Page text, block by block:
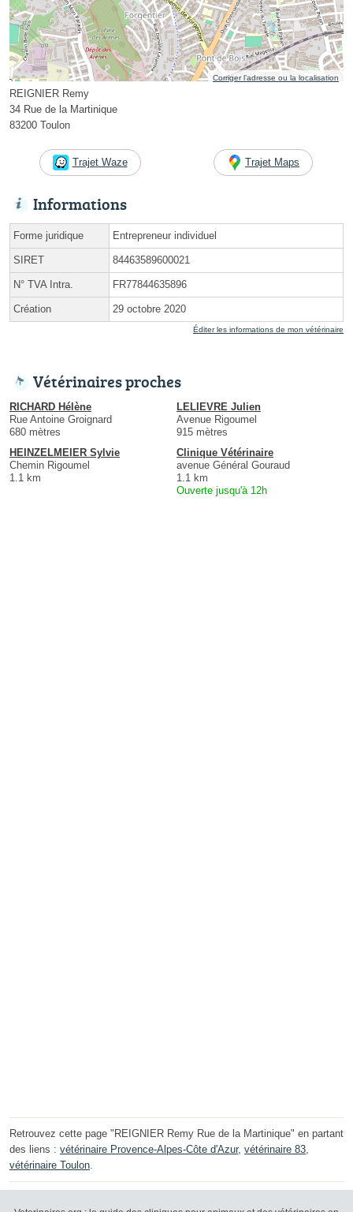
Corriger l’adresse ou la localisation
REIGNIER Remy
34 Rue de la Martinique
83200 Toulon
Trajet Waze Trajet Maps
Informations
Forme juridique Entrepreneur individuel
SIRET 84463589600021
N° TVA Intra. FR77844635896
Création 29 octobre 2020
Éditer les informations de mon vétérinaire
Vétérinaires proches
RICHARD Hélène
Rue Antoine Groignard
680 mètres
LELIEVRE Julien
Avenue Rigoumel
915 mètres
HEINZELMEIER Sylvie
Chemin Rigoumel
1.1 km
Clinique Vétérinaire
avenue Général Gouraud
1.1 km
Ouverte jusqu'à 12h
Retrouvez cette page "REIGNIER Remy Rue de la Martinique" en partant
des liens : vétérinaire Provence-Alpes-Côte d'Azur, vétérinaire 83
vétérinaire Toulon